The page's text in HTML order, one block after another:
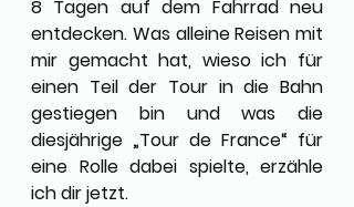
8 Tagen auf dem Fahrrad neu
entdecken. Was alleine Reisen mit
mir gemacht hat, wieso ich für
einen Teil der Tour in die Bahn
gestiegen bin und was die
diesjährige „Tour de France“ für
eine Rolle dabei spielte, erzähle
ich dir jetzt.